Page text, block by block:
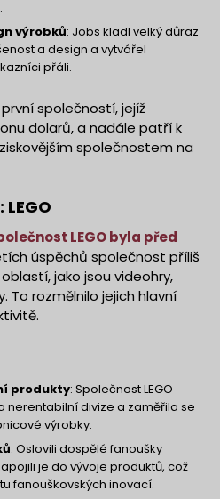
výrobků: Jobs kladl velký důraz
a design a vytvářel
přáli.
společností, jejíž
dolarů, a nadále patří k
společnostem na
LEGO byla před
úspěchů společnost příliš
jako jsou videohry,
To rozmělnilo jejich hlavní
produkty: Společnost LEGO
nerentabilní divize a zaměřila se
výrobky.
: Oslovili dospělé fanoušky
je do vývoje produktů, což
fanouškovských inovací.